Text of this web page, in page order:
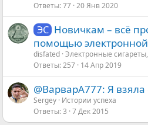
Ответы 77 20 Янв 2020
ЭС Новичкам – всё
помощью электронной
disfated Электронные сигареты,
Ответы 257 14 Апр 2019
@ВарварА777: Я
Sergey Истории успеха
Ответы 3 7 Дек 2015